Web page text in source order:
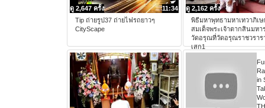
11:34
ดู 2,647 ครั้ง
Tip ถ่ายรูป37 ถ่ายไฟรถยาวๆ
CityScape
ดู 2,162 ครั้ง
พิธีมหาพุทธามหาเทวาภิเษ
สมเด็จพระเจ้าตากสินมหา
วัดอรุณที่วัดอรุณราชวราร
เสก1
in